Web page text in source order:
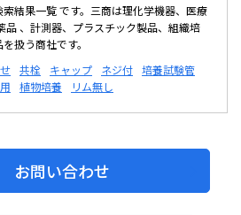
結果一覧 です。三商は理化学機器、医療
品 、計測器、プラスチック製品、組織培
扱う商社です。
共栓 キャップ ネジ付 培養試験管
植物培養 リム無し
お問い合わせ